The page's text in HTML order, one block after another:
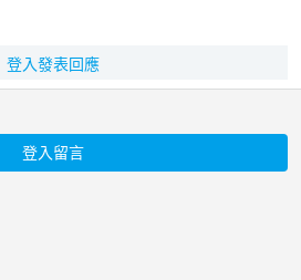
登入發表回應
登入留言